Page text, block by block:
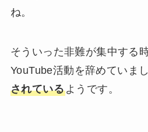
ね。
そういった非難が集中する
YouTube活動を辞めていまし
されているようです。